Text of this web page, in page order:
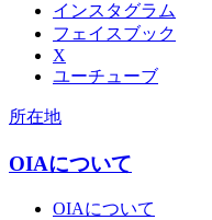
インスタグラム
フェイスブック
X
ユーチューブ
所在地
OIAについて
OIAについて